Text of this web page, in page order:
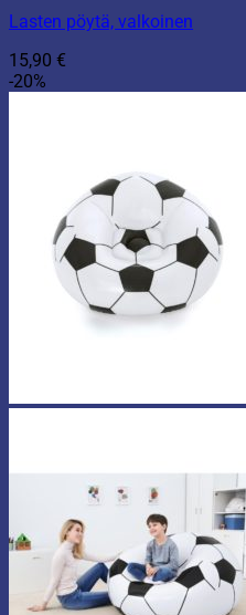
Lasten pöytä, valkoinen
15,90 €
-20%